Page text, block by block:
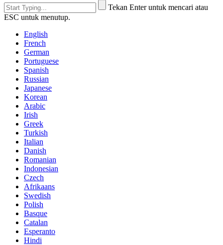
Tekan Enter untuk mencari atau
ESC untuk menutup.
English
French
German
Portuguese
Spanish
Russian
Japanese
Korean
Arabic
Irish
Greek
Turkish
Italian
Danish
Romanian
Indonesian
Czech
Afrikaans
Swedish
Polish
Basque
Catalan
Esperanto
Hindi